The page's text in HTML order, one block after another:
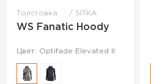
Толстовка SITKA
WS Fanatic Hoody
Цвет: Optifade Elevated II